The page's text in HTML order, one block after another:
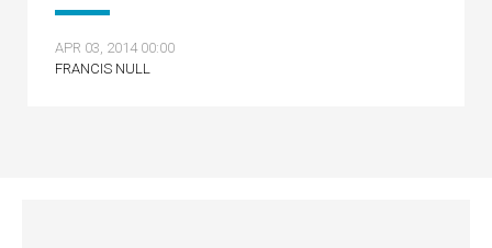
APR 03, 2014 00:00
FRANCIS NULL